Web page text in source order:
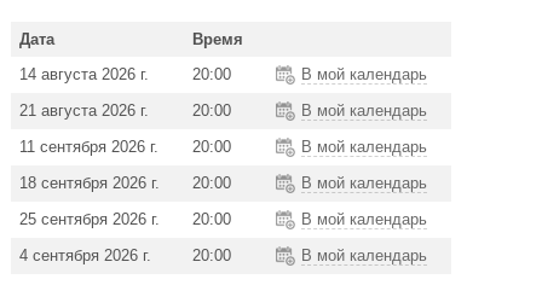
Дата
Время
14 августа 2026 г.
20:00
В мой календарь
21 августа 2026 г.
20:00
В мой календарь
11 сентября 2026 г.
20:00
В мой календарь
18 сентября 2026 г.
20:00
В мой календарь
25 сентября 2026 г.
20:00
В мой календарь
4 сентября 2026 г.
20:00 В мой календарь